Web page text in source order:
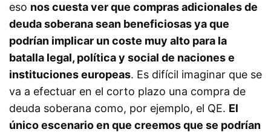
eso nos cuesta ver que compras adicionales de
deuda soberana sean beneficiosas ya que
podrían implicar un coste muy alto para la
batalla legal, política y social de naciones e
instituciones europeas. Es difícil imaginar que se
va a efectuar en el corto plazo una compra de
deuda soberana como, por ejemplo, el QE. El
único escenario en que creemos que se podrían